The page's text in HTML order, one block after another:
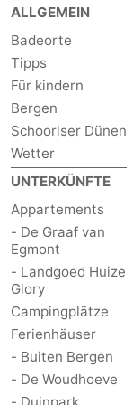
ALLGEMEIN
Badeorte
Tipps
Für kindern
Bergen
Schoorlser Dünen
Wetter
UNTERKÜNFTE
Appartements
- De Graaf van
Egmont
- Landgoed Huize
Glory
Campingplätze
Ferienhäuser
- Buiten Bergen
- De Woudhoeve